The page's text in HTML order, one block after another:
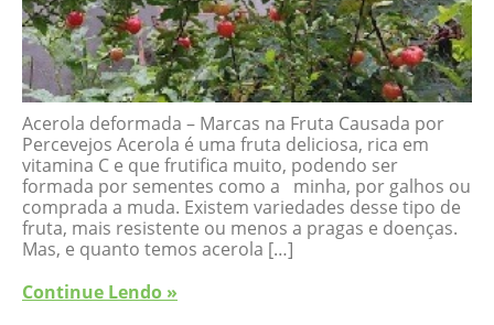
Acerola deformada – Marcas na Fruta Causada por
Percevejos Acerola é uma fruta deliciosa, rica em
vitamina C e que frutifica muito, podendo ser
formada por sementes como a minha, por galhos ou
comprada a muda. Existem variedades desse tipo de
fruta, mais resistente ou menos a pragas e doenças.
Mas, e quanto temos acerola […]
Continue Lendo »